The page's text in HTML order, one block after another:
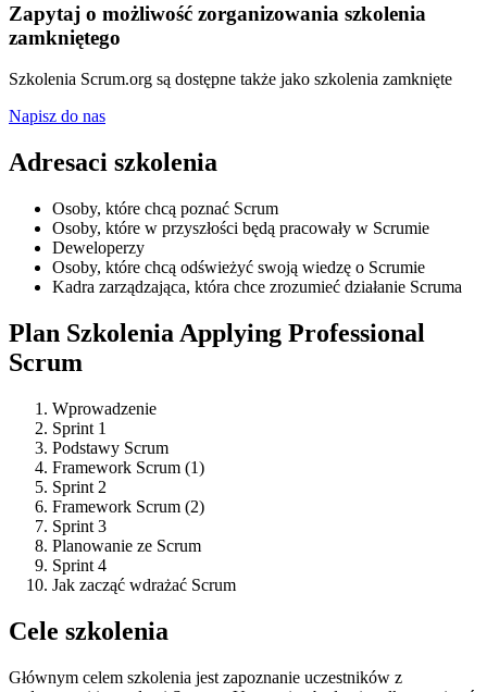
Zapytaj o możliwość zorganizowania szkolenia
zamkniętego
Szkolenia Scrum.org są dostępne także jako szkolenia zamknięte
Napisz do nas
Adresaci szkolenia
Osoby, które chcą poznać Scrum
Osoby, które w przyszłości będą pracowały w Scrumie
Deweloperzy
Osoby, które chcą odświeżyć swoją wiedzę o Scrumie
Kadra zarządzająca, która chce zrozumieć działanie Scruma
Plan Szkolenia Applying Professional
Scrum
Wprowadzenie
Sprint 1
Podstawy Scrum
Framework Scrum (1)
Sprint 2
Framework Scrum (2)
Sprint 3
Planowanie ze Scrum
Sprint 4
Jak zacząć wdrażać Scrum
Cele szkolenia
Głównym celem szkolenia jest zapoznanie uczestników z